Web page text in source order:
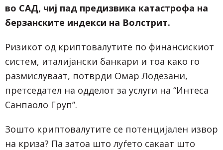
во САД, чиј пад предизвика катастрофа на
берзанските индекси на Волстрит.
Ризикот од криптовалутите по финансискиот
систем, италијански банкари и тоа како го
размислуваат, потврди Омар Лодезани,
претседател на одделот за услуги на “Интеса
Санпаоло Груп”.
Зошто криптовалутите се потенцијален извор
на криза? Па затоа што луѓето сакаат што